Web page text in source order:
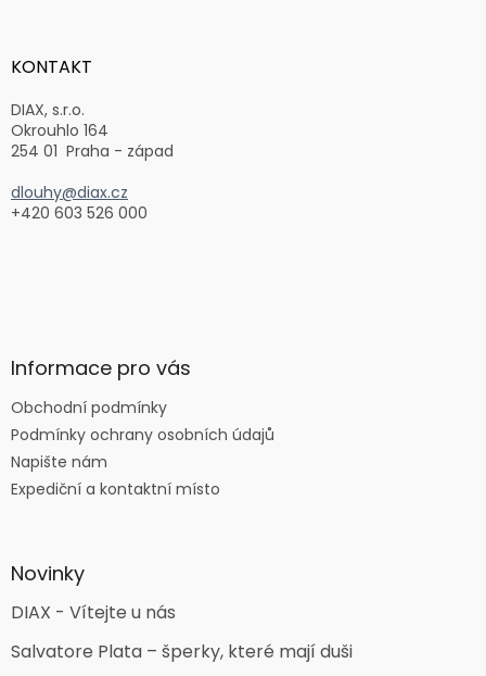
aKONTAKT
DIAX, s.r.o.
Okrouhlo 164
254 01 Praha - západ
dlouhy@diax.cz
+420 603 526 000
Informace pro vás
Obchodní podmínky
Podmínky ochrany osobních údajů
Napište nám
Expediční a kontaktní místo
Novinky
DIAX - Vítejte u nás
Salvatore Plata – šperky, které mají duši